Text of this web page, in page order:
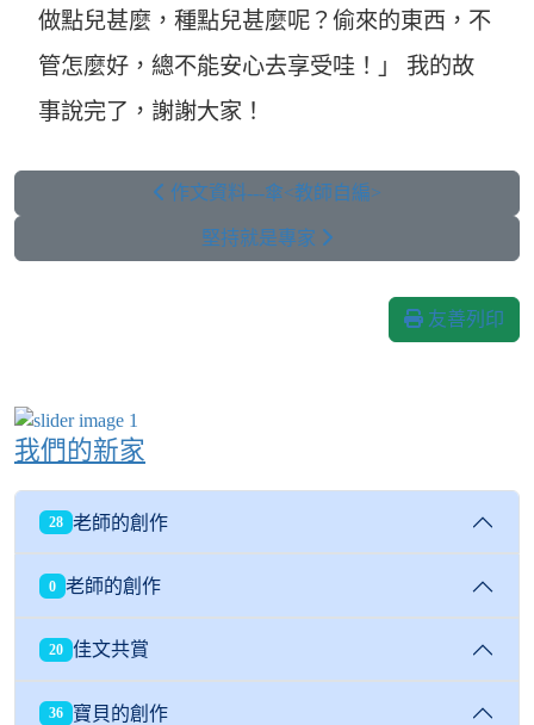
做點兒甚麼，種點兒甚麼呢？偷來的東西，不
管怎麼好，總不能安心去享受哇！」 我的故
事說完了，謝謝大家！
作文資料---傘<教師自編>
堅持就是專家
友善列印
我們的新家
28 老師的創作
0 老師的創作
20 佳文共賞
36 寶貝的創作